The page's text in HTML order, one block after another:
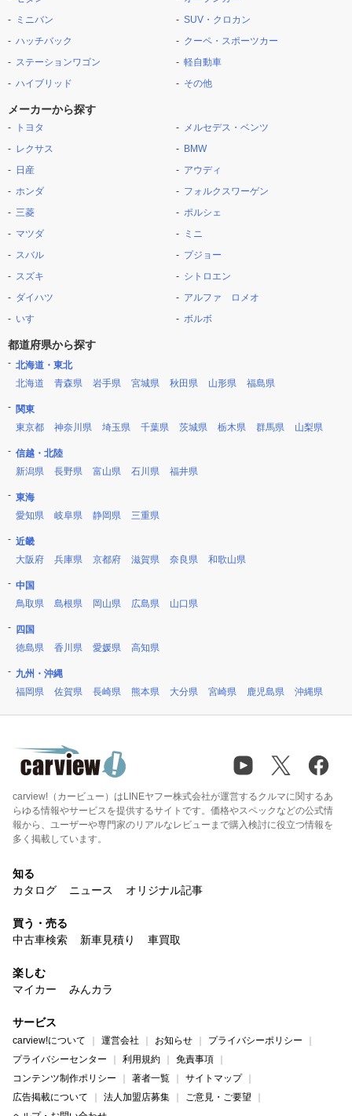
ミニバン
ハッチバック
ステーションワゴン
ハイブリッド
SUV・クロカン
クーペ・スポーツカー
軽自動車
その他
メーカーから探す
トヨタ
レクサス
日産
ホンダ
三菱
マツダ
スバル
スズキ
ダイハツ
いすゞ
メルセデス・ベンツ
BMW
アウディ
フォルクスワーゲン
ポルシェ
ミニ
プジョー
シトロエン
アルファ ロメオ
ボルボ
都道府県から探す
北海道・東北
北海道
青森県 岩手県 宮城県 秋田県 山形県 福島県
関東
東京都
神奈川県 埼玉県 千葉県 茨城県 栃木県 群馬県 山梨県
信越・北陸
新潟県
長野県 富山県 石川県 福井県
東海
愛知県
岐阜県 静岡県 三重県
近畿
大阪府
兵庫県 京都府 滋賀県 奈良県 和歌山県
中国
鳥取県
島根県 岡山県 広島県 山口県
四国
徳島県
香川県 愛媛県 高知県
九州・沖縄
福岡県
佐賀県 長崎県 熊本県 大分県 宮崎県 鹿児島県 沖縄県
carview!（カービュー）はLINEヤフー株式会社が運営するクルマに関するあ
らゆる情報やサービスを提供するサイトです。価格やスペックなどの公式情
報から、ユーザーや専門家のリアルなレビューまで購入検討に役立つ情報を
多く掲載しています。
知る
カタログ
ニュース オリジナル記事
買う・売る
中古車検索
新車見積り 車買取
楽しむ
マイカー
みんカラ
サービス
carview!について 運営会社 お知らせ
プライバシーポリシー
プライバシーセンター
利用規約
免責事項
コンテンツ制作ポリシー
著者一覧
サイトマップ
広告掲載について
法人加盟店募集
ご意見・ご要望